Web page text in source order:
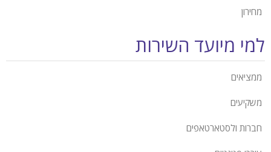
מחירון
למי מיועד השירות
ממציאים
משקיעים
חברות ולסטארטאפים